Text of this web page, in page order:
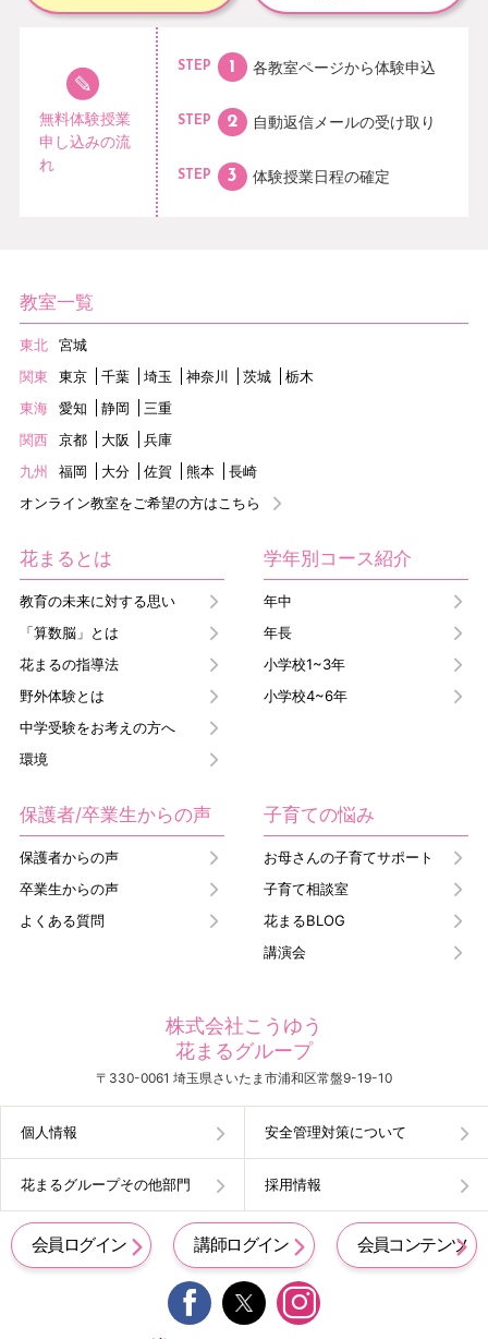
無料体験授業
申し込みの流
れ
STEP 各教室ページから体験申込
STEP 自動返信メールの受け取り
STEP 体験授業日程の確定
教室一覧
東北
宮城
関東
東京 千葉 埼玉 神奈川 茨城
栃木
東海
愛知 静岡
三重
関西
京都 大阪
兵庫
九州
福岡 大分 佐賀 熊本
長崎
オンライン教室をご希望の方はこちら
花まるとは
教育の未来に対する思い
「算数脳」とは
花まるの指導法
野外体験とは
中学受験をお考えの方へ
環境
学年別コース紹介
年中
年長
小学校1~3年
小学校4~6年
保護者/卒業生からの声
保護者からの声
卒業生からの声
よくある質問
子育ての悩み
お母さんの子育てサポート
子育て相談室
花まるBLOG
講演会
株式会社こうゆう
花まるグループ
〒330-0061 埼玉県さいたま市浦和区常盤9-19-10
個人情報 安全管理対策について
花まるグループその他部門 採用情報
会員ログイン 講師ログイン 会員コンテンツ
 